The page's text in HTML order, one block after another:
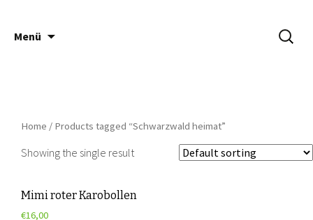
Häsch ä Däsch
Menü
nach:
Home / Products tagged “Schwarzwald heimat”
Showing the single result
Mimi roter Karobollen
€16,00